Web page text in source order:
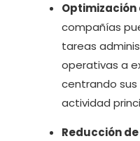
Optimización
compañías
tareas
operativas a
centrando sus
actividad
Reducción